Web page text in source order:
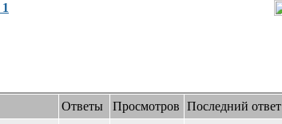
1
Ответы Просмотров Последний ответ